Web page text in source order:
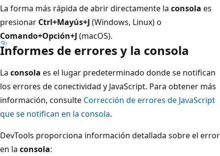
La forma más rápida de abrir directamente la consola es
presionar Ctrl+Mayús+J (Windows, Linux) o
Comando+Opción+J (macOS).
Informes de errores y la consola
La consola es el lugar predeterminado donde se notifican
los errores de conectividad y JavaScript. Para obtener más
información, consulte Corrección de errores de JavaScript
que se notifican en la consola.
DevTools proporciona información detallada sobre el error
en la consola: